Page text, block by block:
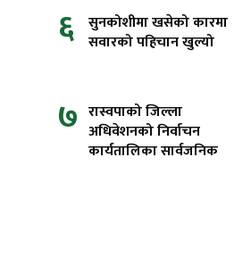
६ सुनकोशीमा खसेको कारमा
सवारको पहिचान खुल्यो
७ रास्वपाको जिल्ला
अधिवेशनको निर्वाचन
कार्यतालिका सार्वजनिक